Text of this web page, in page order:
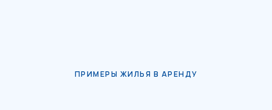
ПРИМЕРЫ ЖИЛЬЯ В АРЕНДУ